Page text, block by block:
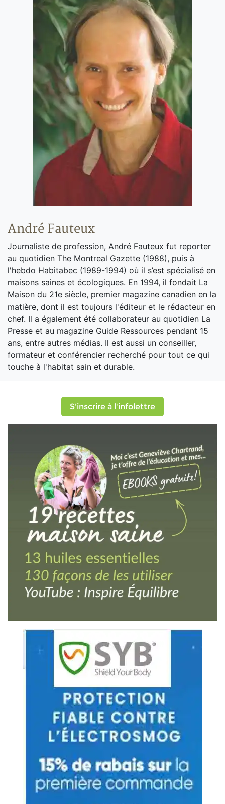
André Fauteux
Journaliste de profession, André Fauteux fut reporter
au quotidien The Montreal Gazette (1988), puis à
l'hebdo Habitabec (1989-1994) où il s’est spécialisé en
maisons saines et écologiques. En 1994, il fondait La
Maison du 21e siècle, premier magazine canadien en la
matière, dont il est toujours l'éditeur et le rédacteur en
chef. Il a également été collaborateur au quotidien La
Presse et au magazine Guide Ressources pendant 15
ans, entre autres médias. Il est aussi un conseiller,
formateur et conférencier recherché pour tout ce qui
touche à l'habitat sain et durable.
S'inscrire à l'infolettre